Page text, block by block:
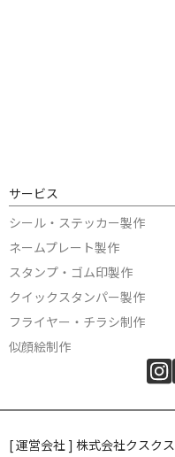
サービス
シール・ステッカー製作
ネームプレート製作
スタンプ・ゴム印製作
クイックスタンパー製作
フライヤー・チラシ制作
似顔絵制作
[ 運営会社 ] 株式会社クスクス